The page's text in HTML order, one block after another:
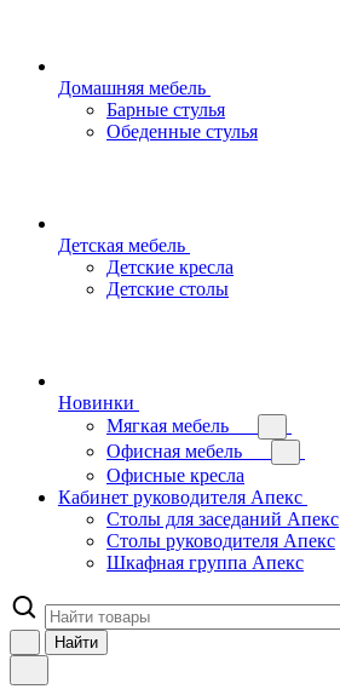
Домашняя мебель
Барные стулья
Обеденные стулья
Детская мебель
Детские кресла
Детские столы
Новинки
Мягкая мебель
Офисная мебель
Офисные кресла
Кабинет руководителя Апекс
Столы для заседаний Апекс
Столы руководителя Апекс
Шкафная группа Апекс
Найти